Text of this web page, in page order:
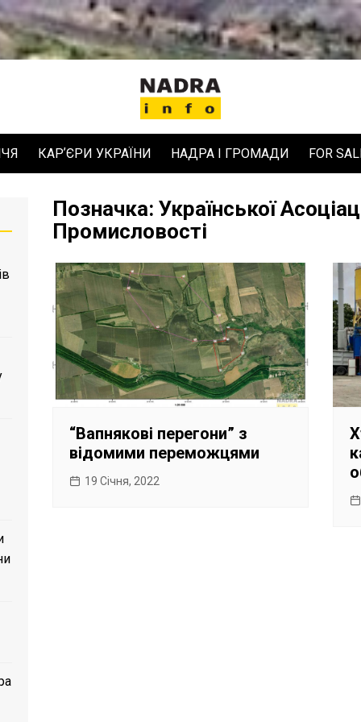
КАРʼЄРИ УКРАЇНИ НАДРА І ГРОМАДИ FOR
Позначка:Української
Промисловості
“Вапнякові перегони” з
відомими переможцями
19 Січня, 2022